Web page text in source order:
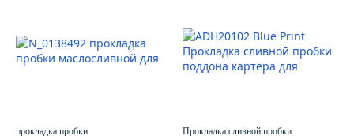
прокладка пробки
Прокладка сливной пробки